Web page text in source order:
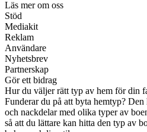
Läs mer om oss
Stöd
Mediakit
Reklam
Användare
Nyhetsbrev
Partnerskap
Gör ett bidrag
Hur du väljer rätt typ av hem för din
Funderar du på att byta hemtyp?
och nackdelar med olika typer av
så att du lättare kan hitta den typ av